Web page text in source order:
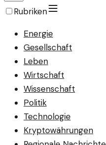
Rubriken
Energie
Gesellschaft
Leben
Wirtschaft
Wissenschaft
Politik
Technologie
Kryptowährungen